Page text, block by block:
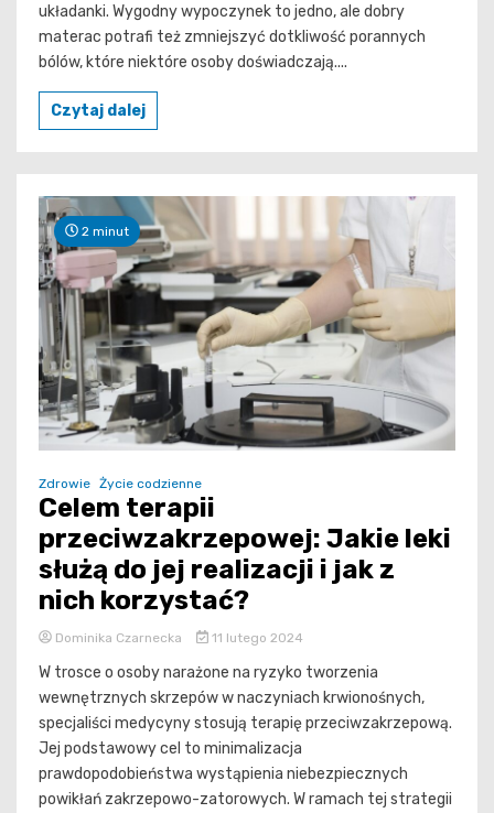
układanki. Wygodny wypoczynek to jedno, ale dobry
materac potrafi też zmniejszyć dotkliwość porannych
bólów, które niektóre osoby doświadczają....
Czytaj dalej
2 minut
Zdrowie Życie codzienne
Celem terapii
przeciwzakrzepowej: Jakie leki
służą do jej realizacji i jak z
nich korzystać?
Dominika Czarnecka 11 lutego 2024
W trosce o osoby narażone na ryzyko tworzenia
wewnętrznych skrzepów w naczyniach krwionośnych,
specjaliści medycyny stosują terapię przeciwzakrzepową.
Jej podstawowy cel to minimalizacja
prawdopodobieństwa wystąpienia niebezpiecznych
powikłań zakrzepowo-zatorowych. W ramach tej strategii